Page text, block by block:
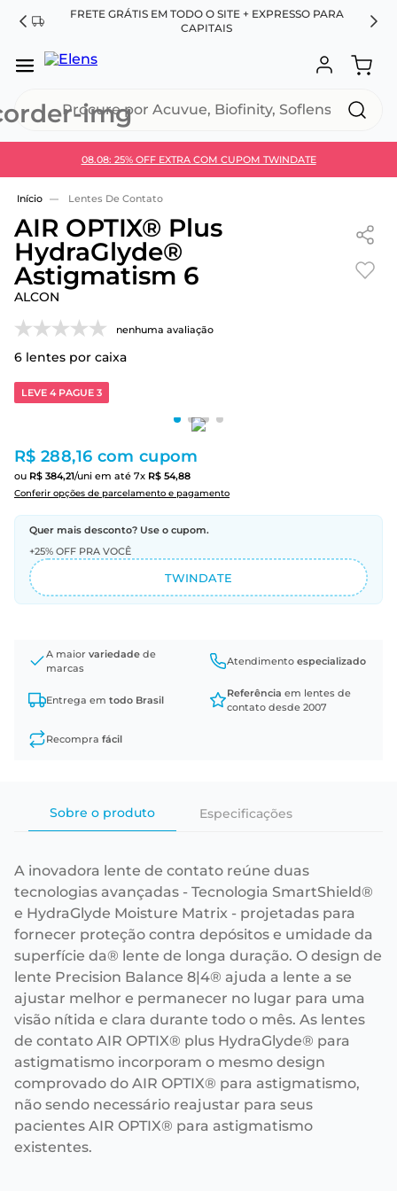
FRETE GRÁTIS EM TODO O SITE + EXPRESSO PARA
CAPITAIS
08.08: 25% OFF EXTRA COM CUPOM TWINDATE
Use 30HOJE e ganhe 30% OFF + economia extra no
Lentes De Contato
AIR OPTIX® Plus
HydraGlyde®
Astigmatism 6
ALCON
nenhuma avaliação
6 lentes por caixa
LEVE 4 PAGUE 3
R$ 288,16 com cupom
ou R$ 384,21/uni em até 7x R$ 54,88
Conferir opções de parcelamento e pagamento
Quer mais desconto? Use o cupom.
+25% OFF PRA VOCÊ
TWINDATE
A maior variedade de
marcas
Atendimento especializado
Entrega em todo Brasil
Referência em lentes de
contato desde 2007
Recompra fácil
Sobre o produto Especificações
A inovadora lente de contato reúne duas
tecnologias avançadas - Tecnologia SmartShield®
e HydraGlyde Moisture Matrix - projetadas para
fornecer proteção contra depósitos e umidade da
superfície da® lente de longa duração. O design de
lente Precision Balance 8|4® ajuda a lente a se
ajustar melhor e permanecer no lugar para uma
visão nítida e clara durante todo o mês. As lentes
de contato AIR OPTIX® plus HydraGlyde® para
astigmatismo incorporam o mesmo design
comprovado do AIR OPTIX® para astigmatismo,
não sendo necessário reajustar para seus
pacientes AIR OPTIX® para astigmatismo
existentes.